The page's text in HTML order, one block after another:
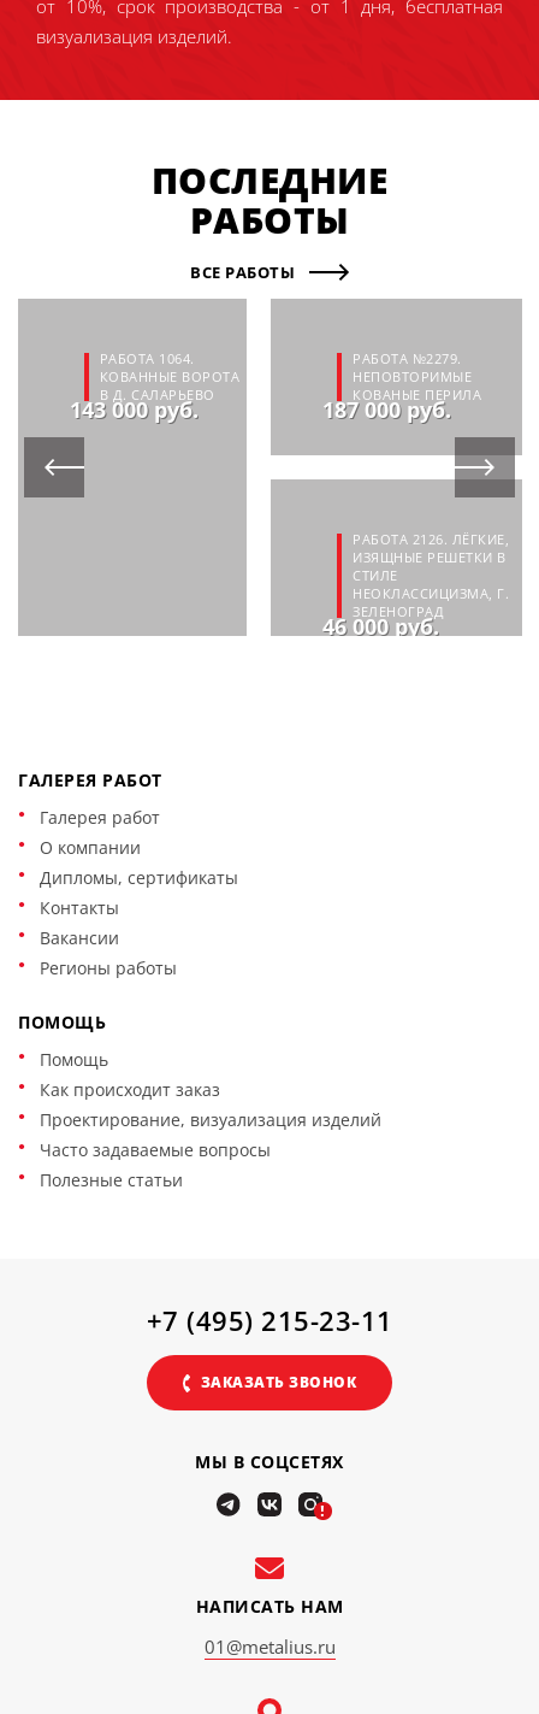
от 10%, срок производства - от 1 дня, бесплатная
визуализация изделий.
ПОСЛЕДНИЕ
РАБОТЫ
ВСЕ РАБОТЫ
РАБОТА 1064.
КОВАННЫЕ ВОРОТА
В Д. САЛАРЬЕВО
143 000 руб.
РАБОТА №2279.
НЕПОВТОРИМЫЕ
КОВАНЫЕ ПЕРИЛА
187 000 руб.
РАБОТА 2126. ЛЁГКИЕ,
ИЗЯЩНЫЕ РЕШЕТКИ В
СТИЛЕ
НЕОКЛАССИЦИЗМА, Г.
ЗЕЛЕНОГРАД
46 000 руб.
ГАЛЕРЕЯ РАБОТ
Галерея работ
О компании
Дипломы, сертификаты
Контакты
Вакансии
Регионы работы
ПОМОЩЬ
Помощь
Как происходит заказ
Проектирование, визуализация изделий
Часто задаваемые вопросы
Полезные статьи
НАПИСАТЬ НАМ
01@metalius.ru
МЫ В СОЦСЕТЯХ
!
+7 (495) 215-23-11
ЗАКАЗАТЬ ЗВОНОК